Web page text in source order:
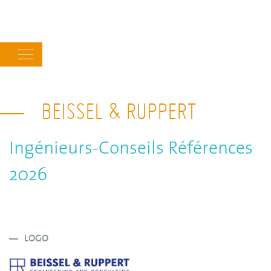
navigation
BEISSEL & RUPPERT
Ingénieurs-Conseils Références
2026
LOGO